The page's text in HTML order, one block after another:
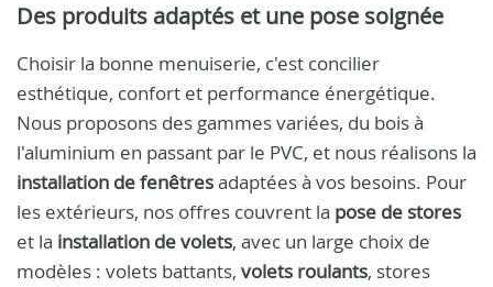
Des produits adaptés et une pose soignée
Choisir la bonne menuiserie, c'est concilier
esthétique, confort et performance énergétique.
Nous proposons des gammes variées, du bois à
l'aluminium en passant par le PVC, et nous réalisons la
installation de fenêtresadaptées à vos besoins. Pour
les extérieurs, nos offres couvrent la pose de stores
et la installation de volets, avec un large choix de
modèles : volets battants, volets roulants, stores